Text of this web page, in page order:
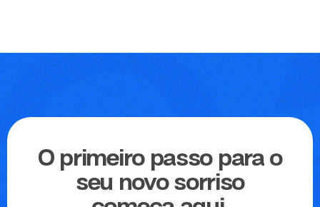
O primeiro passo para o
seu novo sorriso